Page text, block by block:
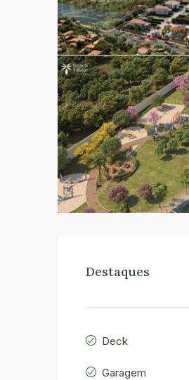
Destaques
Deck
Garagem